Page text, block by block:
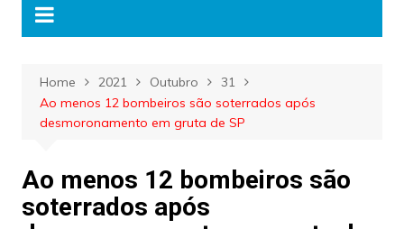
Home 2021 Outubro
31
Ao menos 12 bombeiros são soterrados após
desmoronamento em gruta de SP
Ao menos 12 bombeiros são
soterrados após